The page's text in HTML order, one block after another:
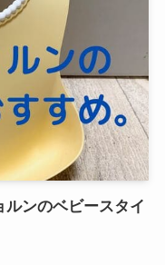
ンのベビースタイ